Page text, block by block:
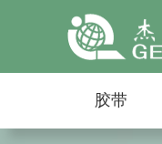
胶带